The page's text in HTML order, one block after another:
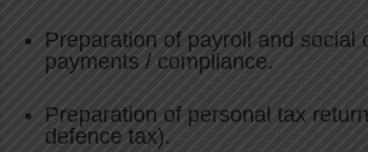
Preparation of payroll and social
payments / compliance.
Preparation of personal tax
defence tax).